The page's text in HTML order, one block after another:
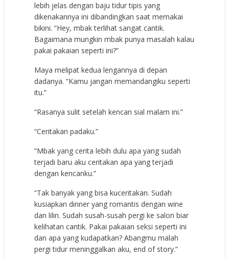
lebih jelas dengan baju tidur tipis yang
dikenakannya ini dibandingkan saat memakai
bikini. “Hey, mbak terlihat sangat cantik.
Bagaimana mungkin mbak punya masalah kalau
pakai pakaian seperti ini?”
Maya melipat kedua lengannya di depan
dadanya. “Kamu jangan memandangiku seperti
itu.”
“Rasanya sulit setelah kencan sial malam ini.”
“Ceritakan padaku.”
“Mbak yang cerita lebih dulu apa yang sudah
terjadi baru aku ceritakan apa yang terjadi
dengan kencanku.”
“Tak banyak yang bisa kuceritakan. Sudah
kusiapkan dinner yang romantis dengan wine
dan lilin. Sudah susah-susah pergi ke salon biar
kelihatan cantik. Pakai pakaian seksi seperti ini
dan apa yang kudapatkan? Abangmu malah
pergi tidur meninggalkan aku, end of story.”